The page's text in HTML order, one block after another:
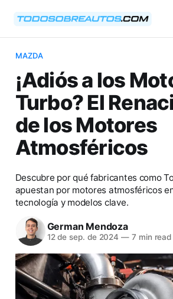
MAZDA
¡Adiós a los
Turbo? El
de los Motores
Atmosféricos
Descubre por qué fabricantes como
apuestan por motores atmosféricos
tecnología y modelos clave.
German Mendoza
12 de sep. de 2024 — 7 min read